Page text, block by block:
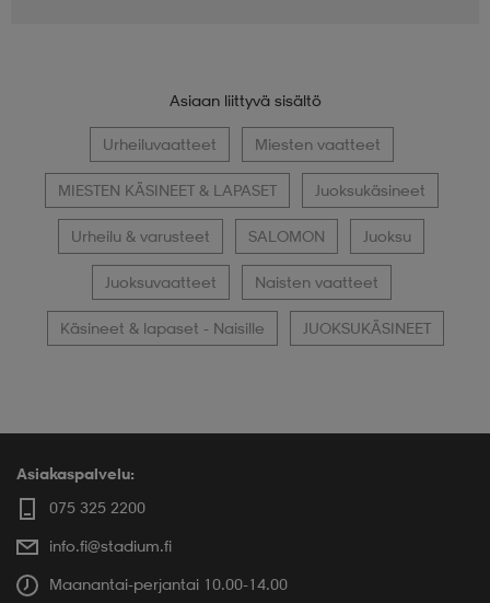
Asiaan liittyvä sisältö
Urheiluvaatteet Miesten vaatteet
MIESTEN KÄSINEET & LAPASET Juoksukäsineet
Urheilu & varusteet SALOMON Juoksu
Juoksuvaatteet Naisten vaatteet
Käsineet & lapaset - Naisille JUOKSUKÄSINEET
Asiakaspalvelu:
075 325 2200
info.fi@stadium.fi
Maanantai-perjantai 10.00-14.00